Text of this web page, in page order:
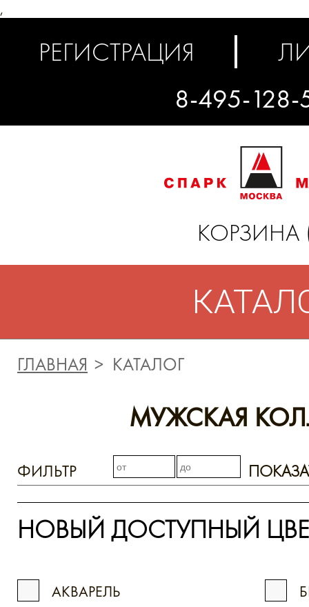
,
РЕГИСТРАЦИЯ
8-495-128-
КОРЗИНА
ГЛАВНАЯ КАТАЛОГ
МУЖСКАЯ
ФИЛЬТР
НОВЫЙ ДОСТУПНЫЙ
АКВАРЕЛЬ